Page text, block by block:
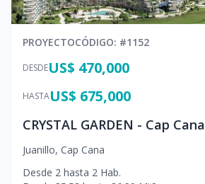
PROYECTOCÓDIGO: #1152
DESDEUS$ 470,000
HASTAUS$ 675,000
CRYSTAL GARDEN - Cap Cana
Juanillo, Cap Cana
Desde 2 hasta 2 Hab.